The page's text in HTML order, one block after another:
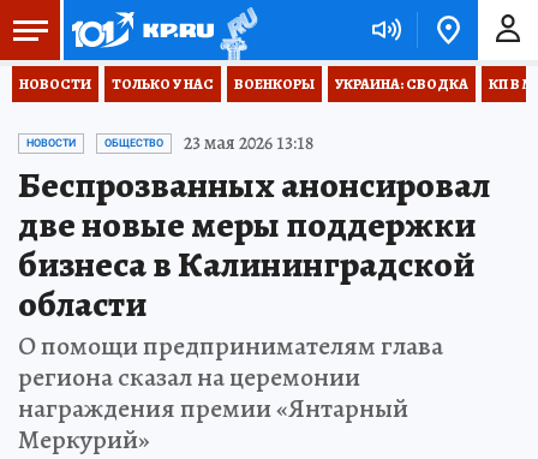
НОВОСТИ ТОЛЬКО У НАС ВОЕНКОРЫ УКРАИНА: СВОДКА КП В
НОВОСТИ ОБЩЕСТВО 23 мая 2026 13:18
Беспрозванных анонсировал
две новые меры поддержки
бизнеса в Калининградской
области
О помощи предпринимателям глава
региона сказал на церемонии
награждения премии «Янтарный
Меркурий»